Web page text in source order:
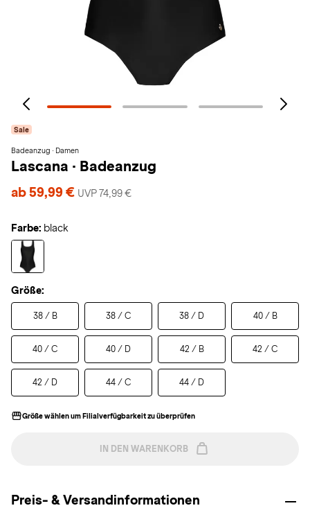
Sale
Badeanzug · Damen
Lascana · Badeanzug
ab 59,99 € UVP 74,99 €
Farbe: black
Größe:
38 / B 38 / C 38 / D 40 / B
40 / C 40 / D 42 / B 42 / C
42 / D 44 / C 44 / D
Größe wählen um Filialverfügbarkeit zu überprüfen
IN DEN WARENKORB
Preis- & Versandinformationen